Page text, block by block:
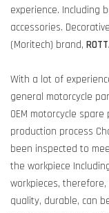
experience. Including
accessories.
(Moritech) brand,
With a lot of
general motorcycle
OEM motorcycle spare
production process
been inspected to
the workpiece
workpieces,
quality, durable, can